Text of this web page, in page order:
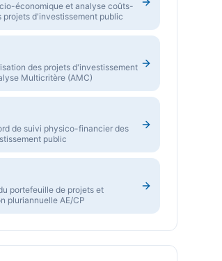
économique et analyse coûts-
projets d'investissement public
des projets d'investissement
Multicritère (AMC)
de suivi physico-financier des
public
portefeuille de projets et
pluriannuelle AE/CP